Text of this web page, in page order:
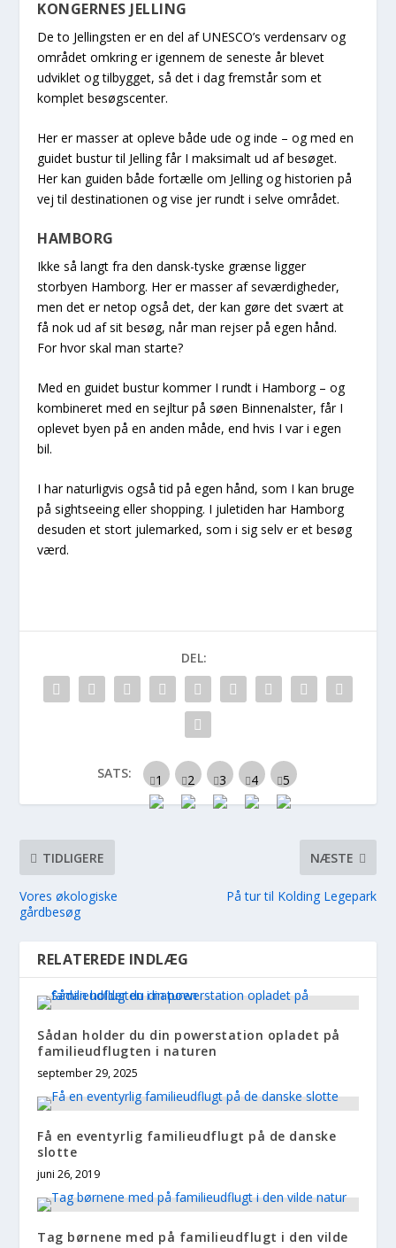
KONGERNES JELLING
De to Jellingsten er en del af UNESCO’s verdensarv og
området omkring er igennem de seneste år blevet
udviklet og tilbygget, så det i dag fremstår som et
komplet besøgscenter.
Her er masser at opleve både ude og inde – og med en
guidet bustur til Jelling får I maksimalt ud af besøget.
Her kan guiden både fortælle om Jelling og historien på
vej til destinationen og vise jer rundt i selve området.
HAMBORG
Ikke så langt fra den dansk-tyske grænse ligger
storbyen Hamborg. Her er masser af seværdigheder,
men det er netop også det, der kan gøre det svært at
få nok ud af sit besøg, når man rejser på egen hånd.
For hvor skal man starte?
Med en guidet bustur kommer I rundt i Hamborg – og
kombineret med en sejltur på søen Binnenalster, får I
oplevet byen på en anden måde, end hvis I var i egen
bil.
I har naturligvis også tid på egen hånd, som I kan bruge
på sightseeing eller shopping. I juletiden har Hamborg
desuden et stort julemarked, som i sig selv er et besøg
værd.
DEL:
SATS:
TIDLIGERE
Vores økologiske
gårdbesøg
NÆSTE
På tur til Kolding Legepark
RELATEREDE INDLÆG
Sådan holder du din powerstation opladet på
familieudflugten i naturen
september 29, 2025
Få en eventyrlig familieudflugt på de danske
slotte
juni 26, 2019
Tag børnene med på familieudflugt i den vilde